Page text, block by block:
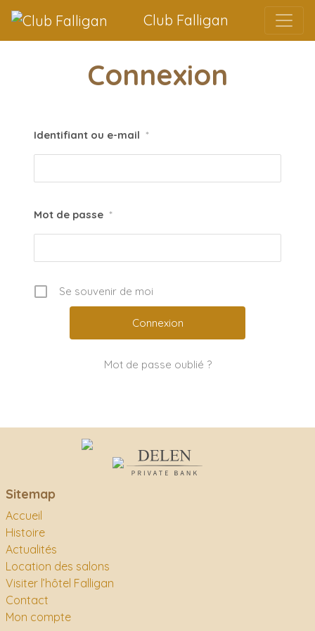
Passer au contenu
Club Falligan
Connexion
Identifiant ou e-mail *
Mot de passe *
Se souvenir de moi
Mot de passe oublié ?
Sitemap
Accueil
Histoire
Actualités
Location des salons
Visiter l’hôtel Falligan
Contact
Mon compte